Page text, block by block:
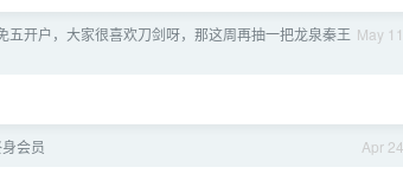
May 11
五开户，大家很喜欢刀剑呀，那这周再抽一把龙泉秦王
Apr 24
会员